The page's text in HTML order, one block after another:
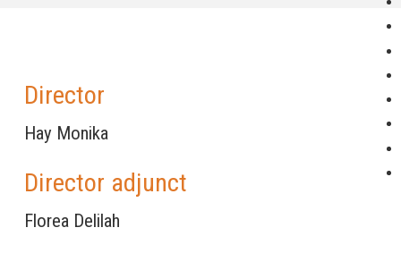
Director
Hay Monika
Director adjunct
Florea Delilah